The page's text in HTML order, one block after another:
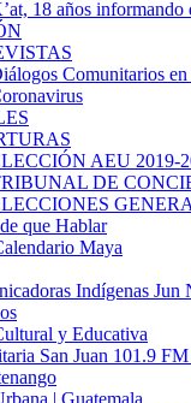
18 años informando
Comunitarios en
AEU 2019-
DE
que Hablar
Maya
Indígenas Jun
y Educativa
San Juan 101.9